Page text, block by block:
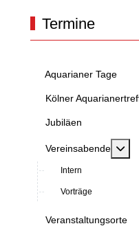
Termine
Aquarianer Tage
Kölner
Jubiläen
Vereinsabende
Intern
Vorträge
Veranstaltungsorte